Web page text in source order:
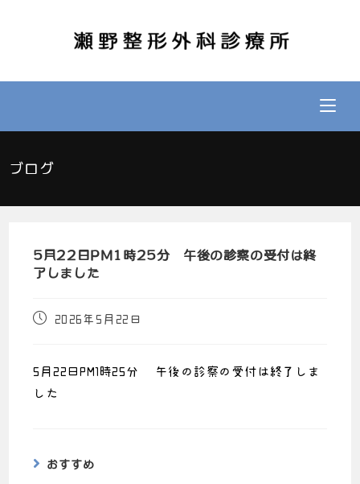
ブログ
5月22日PM1時25分 午後の診察の受付は終
了しました
2026年5月22日
5月22日PM1時25分 午後の診察の受付は終了しま
した
おすすめ